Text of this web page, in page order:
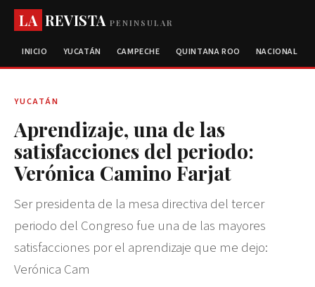
LA REVISTAPENINSULAR
INICIO YUCATÁN CAMPECHE QUINTANA ROO NACIONAL
YUCATÁN
Aprendizaje, una de las
satisfacciones del periodo:
Verónica Camino Farjat
Ser presidenta de la mesa directiva del tercer
periodo del Congreso fue una de las mayores
satisfacciones por el aprendizaje que me dejo:
Verónica Cam